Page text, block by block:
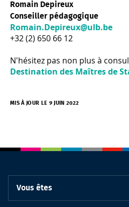
Romain Depireux
Conseiller pédagogique
Romain.Depireux@ulb.be
+32 (2) 650 66 12
N'hésitez pas non plus à
Destination des Maîtres de
MIS À JOUR LE 9 JUIN 2022
Vous êtes